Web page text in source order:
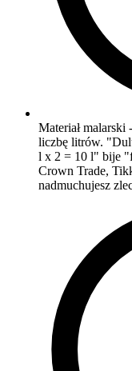
Materiał
liczbę litrów.
l x 2 = 10 l" bije
Crown Trade,
nadmuchujesz